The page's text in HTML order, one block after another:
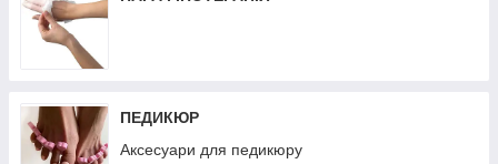
ПЕДИКЮР
Аксесуари для педикюру